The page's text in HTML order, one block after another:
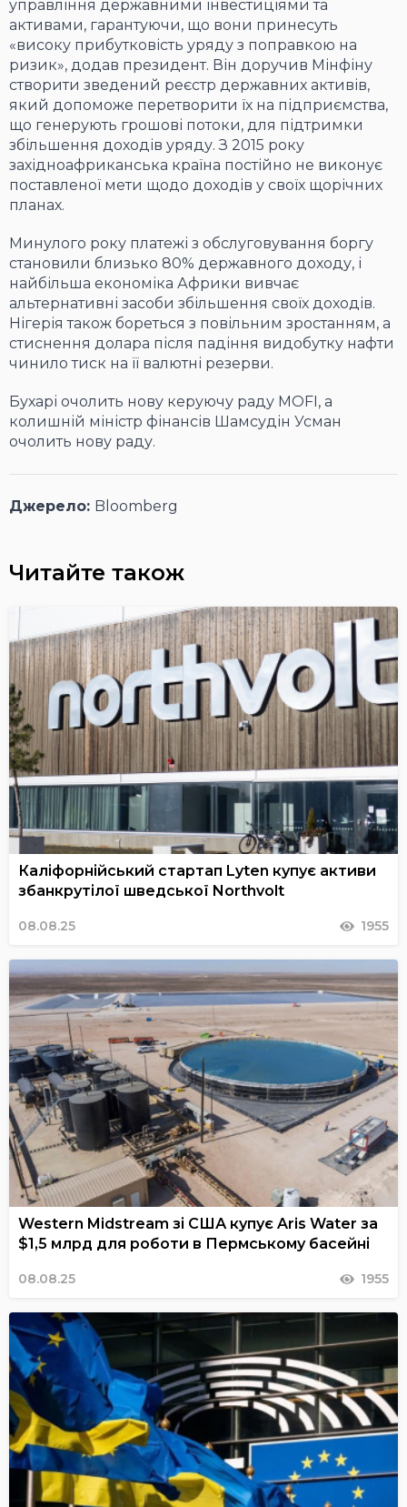
управління державними інвестиціями та
активами, гарантуючи, що вони принесуть
«високу прибутковість уряду з поправкою на
ризик», додав президент. Він доручив Мінфіну
створити зведений реєстр державних активів,
який допоможе перетворити їх на підприємства,
що генерують грошові потоки, для підтримки
збільшення доходів уряду. З 2015 року
західноафриканська країна постійно не виконує
поставленої мети щодо доходів у своїх щорічних
планах.
Минулого року платежі з обслуговування боргу
становили близько 80% державного доходу, і
найбільша економіка Африки вивчає
альтернативні засоби збільшення своїх доходів.
Нігерія також бореться з повільним зростанням, а
стиснення долара після падіння видобутку нафти
чинило тиск на її валютні резерви.
Бухарі очолить нову керуючу раду MOFI, а
колишній міністр фінансів Шамсудін Усман
очолить нову раду.
Джерело: Bloomberg
Читайте також
Каліфорнійський стартап Lyten купує активи
збанкрутілої шведської Northvolt
08.08.25 1955
Western Midstream зі США купує Aris Water за
$1,5 млрд для роботи в Пермському басейні
08.08.25 1955